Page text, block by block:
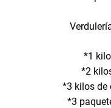
*1
*2
*3 kilos de
*3